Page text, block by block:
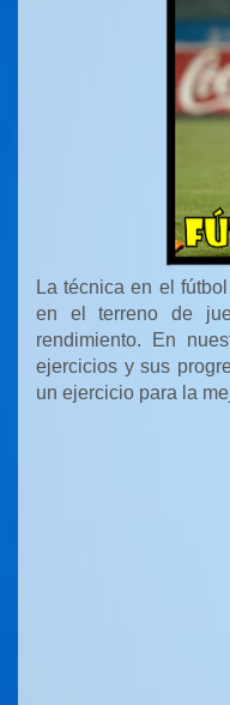
La técnica en el
en el terreno de
rendimiento. En
ejercicios y sus
un ejercicio para la